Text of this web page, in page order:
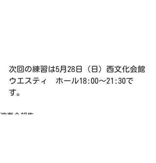
次回の練習は5月28日（日）西文化会館
ウエスティ　ホール18:00〜21:30で
す。
演奏会報告